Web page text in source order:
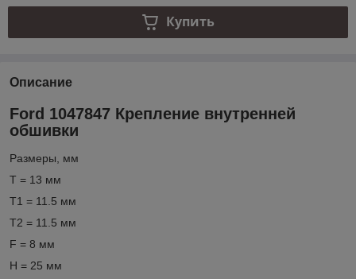
Купить
Описание
Ford 1047847 Крепление внутренней
обшивки
Размеры, мм
T = 13 мм
T1 = 11.5 мм
T2 = 11.5 мм
F = 8 мм
H = 25 мм